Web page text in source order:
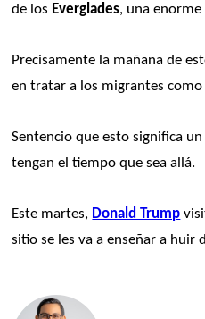
de los Everglades, una enorme
Precisamente la mañana de
en tratar a los migrantes
Sentencio que esto significa
tengan el tiempo que sea allá.
Este martes, Donald Trump
sitio se les va a enseñar a huir